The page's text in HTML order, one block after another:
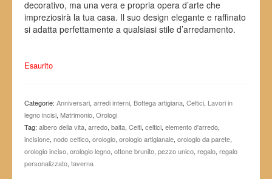
decorativo, ma una vera e propria opera d’arte che
impreziosirà la tua casa. Il suo design elegante e raffinato
si adatta perfettamente a qualsiasi stile d’arredamento.
Esaurito
Categorie: Anniversari, arredi interni, Bottega artigiana, Celtici, Lavori in
legno incisi, Matrimonio, Orologi
Tag: albero della vita, arredo, baita, Celti, celtici, elemento d'arredo,
incisione, nodo celtico, orologio, orologio artigianale, orologio da parete,
orologio inciso, orologio legno, ottone brunito, pezzo unico, regalo, regalo
personalizzato, taverna